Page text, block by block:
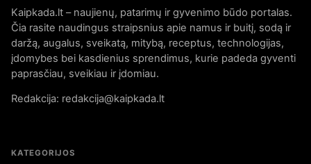
Kaipkada.lt – naujienų, patarimų ir gyvenimo būdo portalas.
Čia rasite naudingus straipsnius apie namus ir buitį, sodą ir
daržą, augalus, sveikatą, mitybą, receptus, technologijas,
įdomybes bei kasdienius sprendimus, kurie padeda gyventi
paprasčiau, sveikiau ir įdomiau.
Redakcija: redakcija@kaipkada.lt
KATEGORIJOS